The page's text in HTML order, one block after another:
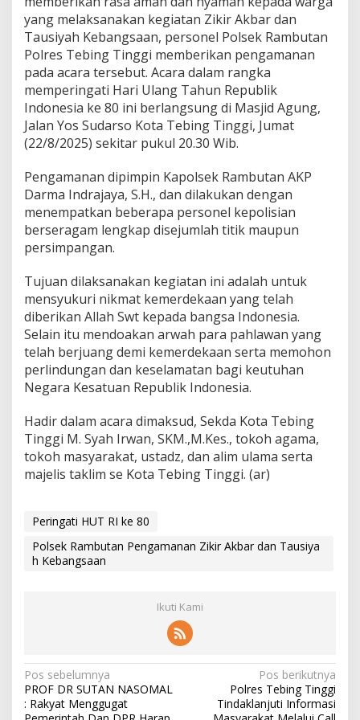
n
g
a
m
a
n
a
n
Z
r
A
k
b
a
n
T
a
u
s
i
h
K
e
b
a
a
yang melaksanakan kegiatan Zikir Akbar dan
Tausiyah Kebangsaan, personel Polsek Rambutan
Polres Tebing Tinggi memberikan pengamanan
pada acara tersebut. Acara dalam rangka
memperingati Hari Ulang Tahun Republik
Indonesia ke 80 ini berlangsung di Masjid Agung,
Jalan Yos Sudarso Kota Tebing Tinggi, Jumat
(22/8/2025) sekitar pukul 20.30 Wib.
Pengamanan dipimpin Kapolsek Rambutan AKP
Darma Indrajaya, S.H., dan dilakukan dengan
menempatkan beberapa personel kepolisian
berseragam lengkap disejumlah titik maupun
persimpangan.
Tujuan dilaksanakan kegiatan ini adalah untuk
mensyukuri nikmat kemerdekaan yang telah
diberikan Allah Swt kepada bangsa Indonesia.
Selain itu mendoakan arwah para pahlawan yang
telah berjuang demi kemerdekaan serta memohon
perlindungan dan keselamatan bagi keutuhan
Negara Kesatuan Republik Indonesia.
Hadir dalam acara dimaksud, Sekda Kota Tebing
Tinggi M. Syah Irwan, SKM.,M.Kes., tokoh agama,
tokoh masyarakat, ustadz, dan alim ulama serta
majelis taklim se Kota Tebing Tinggi. (ar)
Peringati HUT RI ke 80
Polsek Rambutan Pengamanan Zikir Akbar dan Tausiya
h Kebangsaan
Ikuti Kami
N
a
Pos sebelumnya
PROF DR SUTAN NASOMAL
: Rakyat Menggugat
Pos berikutnya
Polres Tebing Tinggi
Tindaklanjuti Informasi